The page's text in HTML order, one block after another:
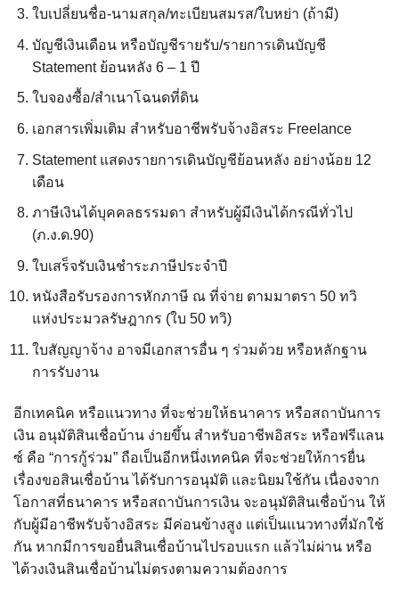
ใบเปลี่ยนชื่อ-นามสกุล/ทะเบียนสมรส/ใบหย่า (ถ้ามี)
บัญชีเงินเดือน หรือบัญชีรายรับ/รายการเดินบัญชี
Statement ย้อนหลัง 6 – 1 ปี
ใบจองซื้อ/สำเนาโฉนดที่ดิน
เอกสารเพิ่มเติม สำหรับอาชีพรับจ้างอิสระ Freelance
Statement แสดงรายการเดินบัญชีย้อนหลัง อย่างน้อย 12
เดือน
ภาษีเงินได้บุคคลธรรมดา สำหรับผู้มีเงินได้กรณีทั่วไป
(ภ.ง.ด.90)
ใบเสร็จรับเงินชำระภาษีประจำปี
หนังสือรับรองการหักภาษี ณ ที่จ่าย ตามมาตรา 50 ทวิ
แห่งประมวลรัษฎากร (ใบ 50 ทวิ)
ใบสัญญาจ้าง อาจมีเอกสารอื่น ๆ ร่วมด้วย หรือหลักฐาน
การรับงาน
อีกเทคนิค หรือแนวทาง ที่จะช่วยให้ธนาคาร หรือสถาบันการ
เงิน อนุมัติสินเชื่อบ้าน ง่ายขึ้น สำหรับอาชีพอิสระ หรือฟรีแลน
ซ์ คือ “การกู้ร่วม” ถือเป็นอีกหนึ่งเทคนิค ที่จะช่วยให้การยื่น
เรื่องขอสินเชื่อบ้าน ได้รับการอนุมัติ และนิยมใช้กัน เนื่องจาก
โอกาสที่ธนาคาร หรือสถาบันการเงิน จะอนุมัติสินเชื่อบ้าน ให้
กับผู้มีอาชีพรับจ้างอิสระ มีค่อนข้างสูง แต่เป็นแนวทางที่มักใช้
กัน หากมีการขอยื่นสินเชื่อบ้านไปรอบแรก แล้วไม่ผ่าน หรือ
ได้วงเงินสินเชื่อบ้านไม่ตรงตามความต้องการ